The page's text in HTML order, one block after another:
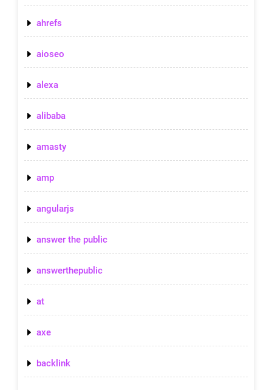
ahrefs
aioseo
alexa
alibaba
amasty
amp
angularjs
answer the public
answerthepublic
at
axe
backlink